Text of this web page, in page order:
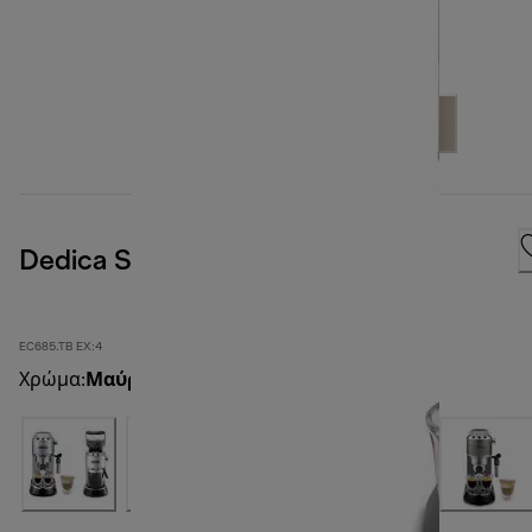
Dedica Style
EC685.TB EX:4
Χρώμα: Μαύρο Τιτάνιο